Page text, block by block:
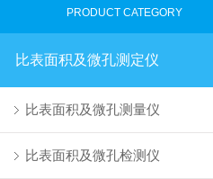
PRODUCT CATEGORY
比表面积及微孔测定仪
比表面积及微孔测量仪
比表面积及微孔检测仪